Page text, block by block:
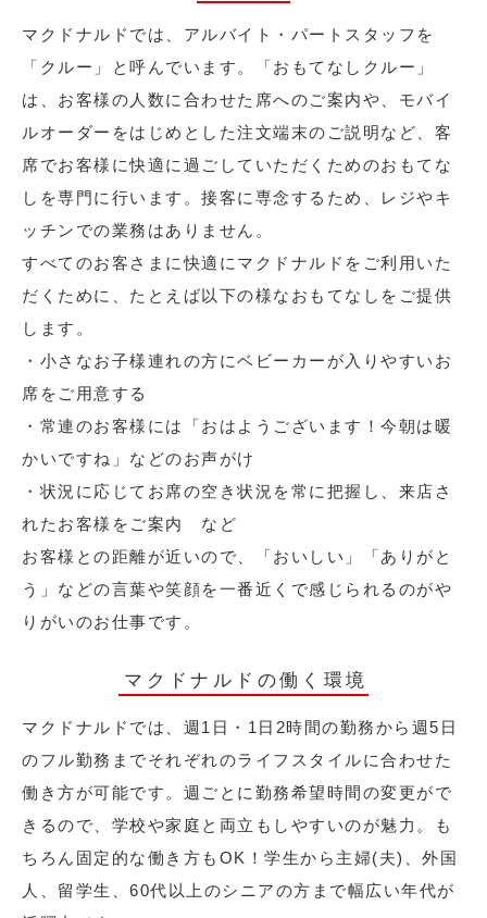
マクドナルドでは、アルバイト・パートスタッフを
「クルー」と呼んでいます。「おもてなしクルー」
は、お客様の人数に合わせた席へのご案内や、モバイ
ルオーダーをはじめとした注文端末のご説明など、客
席でお客様に快適に過ごしていただくためのおもてな
しを専門に行います。接客に専念するため、レジやキ
ッチンでの業務はありません。
すべてのお客さまに快適にマクドナルドをご利用いた
だくために、たとえば以下の様なおもてなしをご提供
します。
・小さなお子様連れの方にベビーカーが入りやすいお
席をご用意する
・常連のお客様には「おはようございます！今朝は暖
かいですね」などのお声がけ
・状況に応じてお席の空き状況を常に把握し、来店さ
れたお客様をご案内 など
お客様との距離が近いので、「おいしい」「ありがと
う」などの言葉や笑顔を一番近くで感じられるのがや
りがいのお仕事です。
マクドナルドの働く環境
マクドナルドでは、週1日・1日2時間の勤務から週5日
のフル勤務までそれぞれのライフスタイルに合わせた
働き方が可能です。週ごとに勤務希望時間の変更がで
きるので、学校や家庭と両立もしやすいのが魅力。も
ちろん固定的な働き方もOK！学生から主婦(夫)、外国
人、留学生、60代以上のシニアの方まで幅広い年代が